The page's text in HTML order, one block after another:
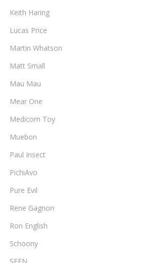
Keith Haring
Lucas Price
Martin Whatson
Matt Small
Mau Mau
Mear One
Medicom Toy
Muebon
Paul Insect
PichiAvo
Pure Evil
Rene Gagnon
Ron English
Schoony